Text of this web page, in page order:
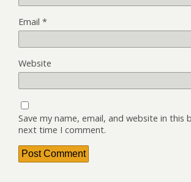
Email *
Website
Save my name, email, and website in this
next time I comment.